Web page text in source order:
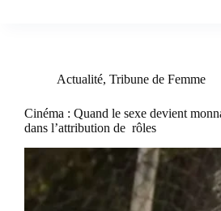
Actualité, Tribune de Femme
Cinéma : Quand le sexe devient
dans l’attribution de rôles